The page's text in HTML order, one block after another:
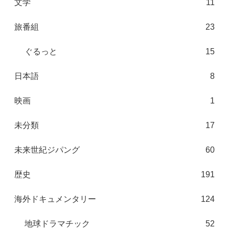
文学 11
旅番組 23
ぐるっと 15
日本語 8
映画 1
未分類 17
未来世紀ジパング 60
歴史 191
海外ドキュメンタリー 124
地球ドラマチック 52